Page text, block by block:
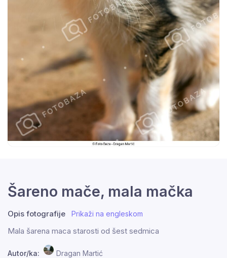
Šareno mače, mala mačka
Opis fotografije Prikaži na engleskom
Mala šarena maca starosti od šest sedmica
Autor/ka: Dragan Martić